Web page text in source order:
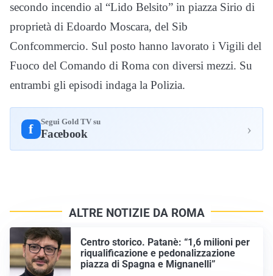
secondo incendio al “Lido Belsito” in piazza Sirio di
proprietà di Edoardo Moscara, del Sib
Confcommercio. Sul posto hanno lavorato i Vigili del
Fuoco del Comando di Roma con diversi mezzi. Su
entrambi gli episodi indaga la Polizia.
f Segui Gold TV su
Facebook ›
ALTRE NOTIZIE DA ROMA
Centro storico. Patanè: “1,6 milioni per
riqualificazione e pedonalizzazione
piazza di Spagna e Mignanelli”